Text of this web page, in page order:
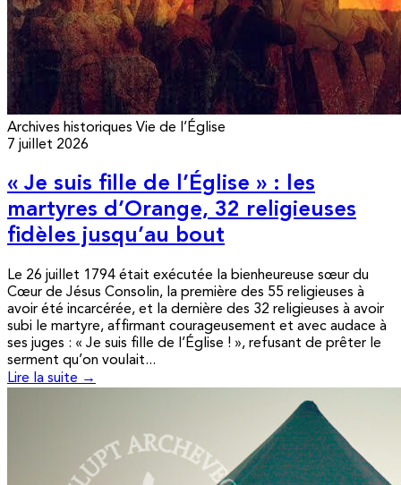
Archives historiques Vie de l’Église
7 juillet 2026
« Je suis fille de l’Église » : les
martyres d’Orange, 32 religieuses
fidèles jusqu’au bout
Le 26 juillet 1794 était exécutée la bienheureuse sœur du
Cœur de Jésus Consolin, la première des 55 religieuses à
avoir été incarcérée, et la dernière des 32 religieuses à avoir
subi le martyre, affirmant courageusement et avec audace à
ses juges : « Je suis fille de l’Église ! », refusant de prêter le
serment qu’on voulait...
Lire la suite →